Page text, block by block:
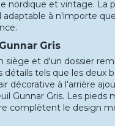
nordique et vintage. La
à n'importe
Gris
siège et d'un dossier
détails tels que les deux
décorative à l'arrière
Gunnar Gris. Les pieds
complètent le design